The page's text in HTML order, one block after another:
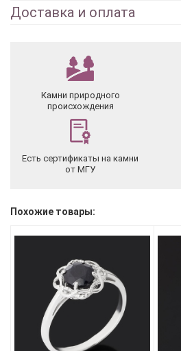
Доставка и оплата
Камни природного
происхождения
Есть сертификаты на камни
от МГУ
Похожие товары: